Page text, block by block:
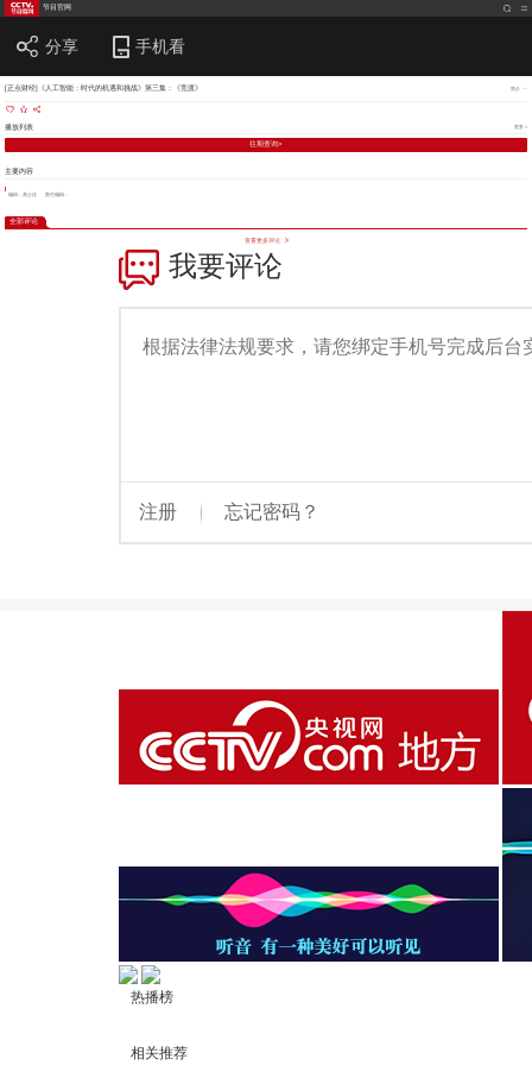
节目官网
分享 手机看
[正点财经]《人工智能：时代的机遇和挑战》第三集：《竞渡》 简介
播放列表 更多 >
往期查询>
主要内容
编辑：高士佳 责任编辑：
全部评论
查看更多评论
热播榜
相关推荐